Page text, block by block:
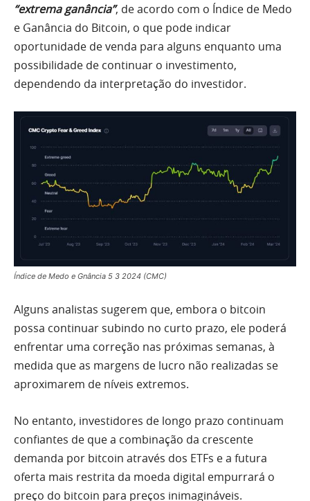
“extrema ganância”, de acordo com o Índice de Medo
e Ganância do Bitcoin, o que pode indicar
oportunidade de venda para alguns enquanto uma
possibilidade de continuar o investimento,
dependendo da interpretação do investidor.
Índice de Medo e Gnância 5 3 2024 (CMC)
Alguns analistas sugerem que, embora o bitcoin
possa continuar subindo no curto prazo, ele poderá
enfrentar uma correção nas próximas semanas, à
medida que as margens de lucro não realizadas se
aproximarem de níveis extremos.
No entanto, investidores de longo prazo continuam
confiantes de que a combinação da crescente
demanda por bitcoin através dos ETFs e a futura
oferta mais restrita da moeda digital empurrará o
preço do bitcoin para preços inimagináveis.